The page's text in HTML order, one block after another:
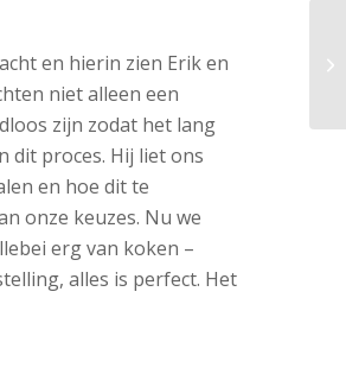
en hierin zien Erik en
niet alleen een
zijn zodat het lang
dit proces. Hij liet ons
en hoe dit te
onze keuzes. Nu we
erg van koken –
alles is perfect. Het